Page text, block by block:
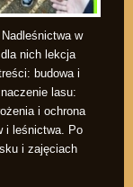
w
nich lekcja
budowa i
lasu:
i ochrona
i leśnictwa. Po
i zajęciach